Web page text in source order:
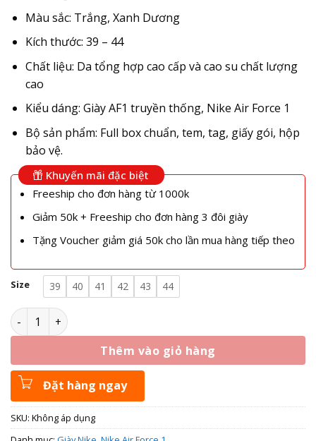
Màu sắc: Trắng, Xanh Dương
Kích thước: 39 – 44
Chất liệu: Da tổng hợp cao cấp và cao su chất lượng
cao
Kiểu dáng: Giày AF1 truyền thống, Nike Air Force 1
Bộ sản phẩm: Full box chuẩn, tem, tag, giấy gói, hộp
bảo vệ.
Khuyến mãi đặc biệt
Freeship cho đơn hàng từ 1000k
Giảm 50k + Freeship cho đơn hàng 3 đôi giày
Tặng Voucher giảm giá 50k cho lần mua hàng tiếp theo
Size 39 40 41 42 43 44
Giày Nike Air Force 1 Low 07 LV8 Shadow The North Face
Thêm vào giỏ hàng
Đặt hàng ngay
SKU: Không áp dụng